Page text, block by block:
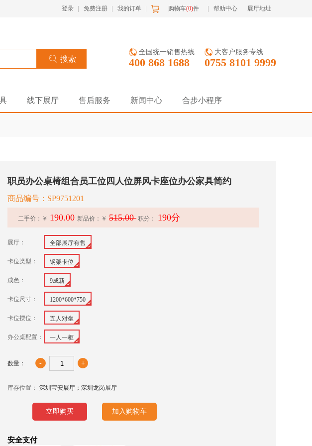
展厅地址
帮助中心
购物车(0)件
我的订单
免费注册
登录
全国统一销售热线
400 868 1688
大客户服务专线
0755 8101 9999
线下展厅 售后服务 新闻中心 合步小程序
职员办公桌椅组合员工位四人位屏风卡座位办公家具简约
商品编号：SP9751201
二手价：￥ 190.00 新品价： ￥ 515.00 积分： 190分
展厅： 全部展厅有售
卡位类型： 钢架卡位
成色： 9成新
卡位尺寸： 1200*600*750
卡位摆位： 五人对坐
办公桌配置： 一人一柜
数量： - +
库存位置： 深圳宝安展厅；深圳龙岗展厅
立即购买 加入购物车
安全支付